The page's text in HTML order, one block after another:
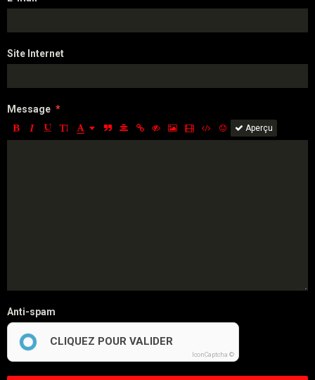
Site Internet
Message
Aperçu
Anti-spam
CLIQUEZ POUR VALIDER
IconCaptcha ©